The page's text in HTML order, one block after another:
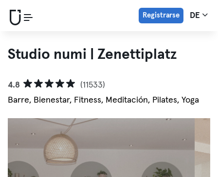
Registrarse DE
Studio numi | Zenettiplatz
4.8
(11533)
Barre, Bienestar, Fitness, Meditación, Pilates, Yoga